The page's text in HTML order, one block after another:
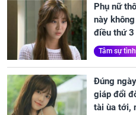
Phụ nữ
này
điều thứ 3
Tâm sự
Đúng
giáp đổi
tài ùa tới,